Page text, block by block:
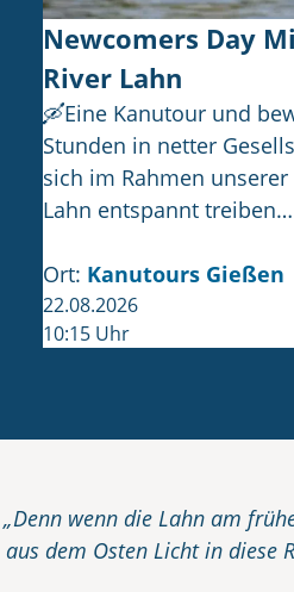
Newcomers Day
River Lahn
🛶Eine Kanutour und
Stunden in netter
sich im Rahmen
Lahn entspannt treiben…
Ort: Kanutours Gießen
22.08.2026
10:15 Uhr
„Denn wenn die Lahn am
aus dem Osten Licht in diese